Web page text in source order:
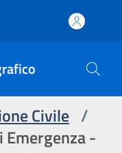
Civile /
Emergenza -